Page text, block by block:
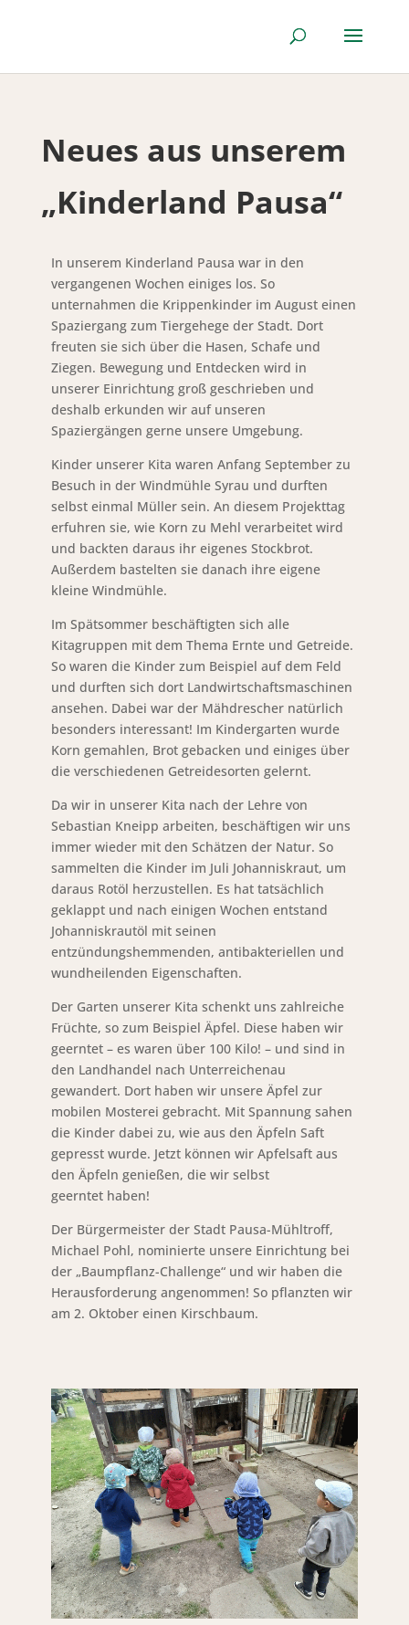
Neues aus unserem
„Kinderland Pausa“
In unserem Kinderland Pausa war in den
vergangenen Wochen einiges los. So
unternahmen die Krippenkinder im August einen
Spaziergang zum Tiergehege der Stadt. Dort
freuten sie sich über die Hasen, Schafe und
Ziegen. Bewegung und Entdecken wird in
unserer Einrichtung groß geschrieben und
deshalb erkunden wir auf unseren
Spaziergängen gerne unsere Umgebung.
Kinder unserer Kita waren Anfang September zu
Besuch in der Windmühle Syrau und durften
selbst einmal Müller sein. An diesem Projekttag
erfuhren sie, wie Korn zu Mehl verarbeitet wird
und backten daraus ihr eigenes Stockbrot.
Außerdem bastelten sie danach ihre eigene
kleine Windmühle.
Im Spätsommer beschäftigten sich alle
Kitagruppen mit dem Thema Ernte und Getreide.
So waren die Kinder zum Beispiel auf dem Feld
und durften sich dort Landwirtschaftsmaschinen
ansehen. Dabei war der Mähdrescher natürlich
besonders interessant! Im Kindergarten wurde
Korn gemahlen, Brot gebacken und einiges über
die verschiedenen Getreidesorten gelernt.
Da wir in unserer Kita nach der Lehre von
Sebastian Kneipp arbeiten, beschäftigen wir uns
immer wieder mit den Schätzen der Natur. So
sammelten die Kinder im Juli Johanniskraut, um
daraus Rotöl herzustellen. Es hat tatsächlich
geklappt und nach einigen Wochen entstand
Johanniskrautöl mit seinen
entzündungshemmenden, antibakteriellen und
wundheilenden Eigenschaften.
Der Garten unserer Kita schenkt uns zahlreiche
Früchte, so zum Beispiel Äpfel. Diese haben wir
geerntet – es waren über 100 Kilo! – und sind in
den Landhandel nach Unterreichenau
gewandert. Dort haben wir unsere Äpfel zur
mobilen Mosterei gebracht. Mit Spannung sahen
die Kinder dabei zu, wie aus den Äpfeln Saft
gepresst wurde. Jetzt können wir Apfelsaft aus
den Äpfeln genießen, die wir selbst
geerntet haben!
Der Bürgermeister der Stadt Pausa-Mühltroff,
Michael Pohl, nominierte unsere Einrichtung bei
der „Baumpflanz-Challenge“ und wir haben die
Herausforderung angenommen! So pflanzten wir
am 2. Oktober einen Kirschbaum.